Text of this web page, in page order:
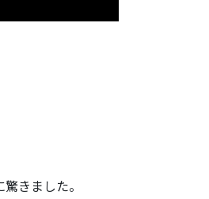
きました。